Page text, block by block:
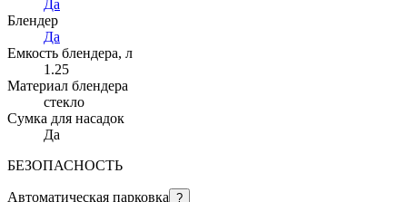
Да
Блендер
Да
Емкость блендера, л
1.25
Материал блендера
стекло
Сумка для насадок
Да
БЕЗОПАСНОСТЬ
Автоматическая парковка ?